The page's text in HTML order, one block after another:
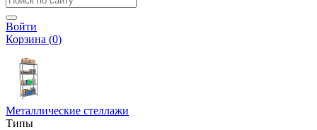
Войти
Корзина (0)
Металлические стеллажи
Типы